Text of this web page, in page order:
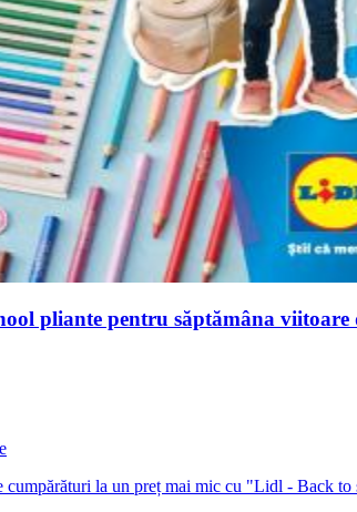
pliante pentru săptămâna
cumpărături la un preț mai mic cu "Lidl - Back